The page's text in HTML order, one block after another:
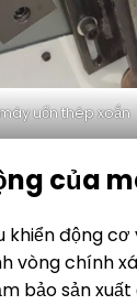
uốn thép xoắn
của
khiển động
vòng chính
bảo sản